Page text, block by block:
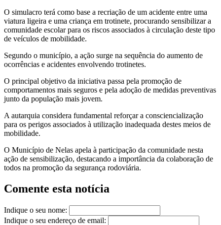
O simulacro terá como base a recriação de um acidente entre uma
viatura ligeira e uma criança em trotinete, procurando sensibilizar a
comunidade escolar para os riscos associados à circulação deste tipo
de veículos de mobilidade.
Segundo o município, a ação surge na sequência do aumento de
ocorrências e acidentes envolvendo trotinetes.
O principal objetivo da iniciativa passa pela promoção de
comportamentos mais seguros e pela adoção de medidas preventivas
junto da população mais jovem.
A autarquia considera fundamental reforçar a consciencialização
para os perigos associados à utilização inadequada destes meios de
mobilidade.
O Município de Nelas apela à participação da comunidade nesta
ação de sensibilização, destacando a importância da colaboração de
todos na promoção da segurança rodoviária.
Comente esta notícia
Indique o seu nome:
Indique o seu endereço de email: